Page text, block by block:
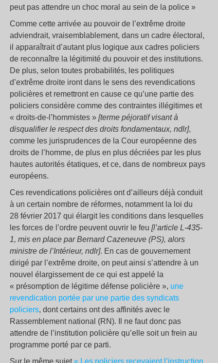
peut pas attendre un choc moral au sein de la police »
Comme cette arrivée au pouvoir de l’extrême droite
adviendrait, vraisemblablement, dans un cadre électoral,
il apparaîtrait d’autant plus logique aux cadres policiers
de reconnaître la légitimité du pouvoir et des institutions.
De plus, selon toutes probabilités, les politiques
d’extrême droite iront dans le sens des revendications
policières et remettront en cause ce qu’une partie des
policiers considère comme des contraintes illégitimes et
« droits-de-l’hommistes » [terme péjoratif visant à
disqualifier le respect des droits fondamentaux, ndlr],
comme les jurisprudences de la Cour européenne des
droits de l’homme, de plus en plus décriées par les plus
hautes autorités étatiques, et ce, dans de nombreux pays
européens.
Ces revendications policières ont d’ailleurs déjà conduit
à un certain nombre de réformes, notamment la loi du
28 février 2017 qui élargit les conditions dans lesquelles
les forces de l’ordre peuvent ouvrir le feu [l’article L-435-
1, mis en place par Bernard Cazeneuve (PS), alors
ministre de l’Intérieur, ndlr]. En cas de gouvernement
dirigé par l’extrême droite, on peut ainsi s’attendre à un
nouvel élargissement de ce qui est appelé la
« présomption de légitime défense policière », une
revendication portée par une partie des syndicats
policiers, dont certains ont des affinités avec le
Rassemblement national (RN). Il ne faut donc pas
attendre de l’institution policière qu’elle soit un frein au
programme porté par ce parti.
Sur le même sujet« Les policiers recevaient l’instruction